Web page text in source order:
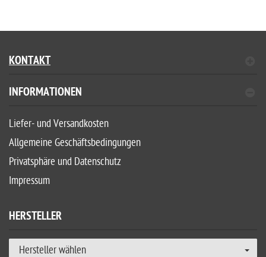
KONTAKT
INFORMATIONEN
Liefer- und Versandkosten
Allgemeine Geschäftsbedingungen
Privatsphäre und Datenschutz
Impressum
HERSTELLER
Hersteller wählen